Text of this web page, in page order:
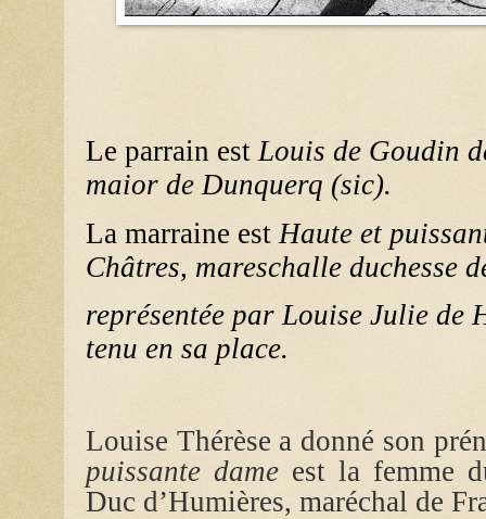
Le parrain estLouis de Goudin
maior de Dunquerq (sic).
La marraine est Haute et
Châtres, mareschalle duchesse
représentée par Louise Julie de
tenu en sa place.
Louise Thérèse a donné son
puissante dame est la femme
Duc d’Humières, maréchal de